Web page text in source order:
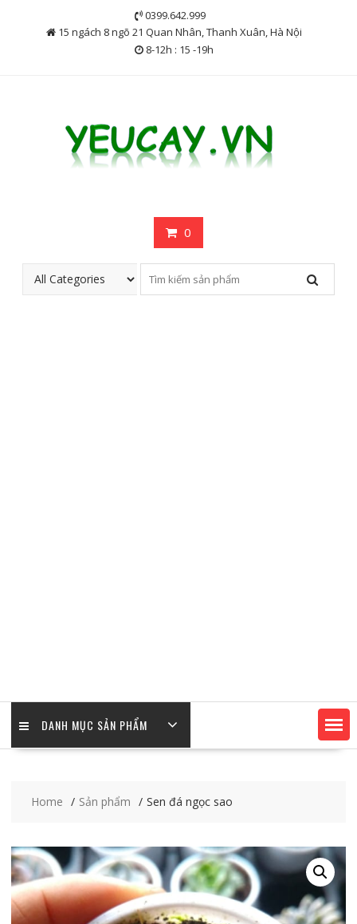
0399.642.999
15 ngách 8 ngõ 21 Quan Nhân, Thanh Xuân, Hà Nội
8-12h : 15 -19h
0
DANH MỤC SẢN PHẨM
Home Sản phẩm Sen đá ngọc sao